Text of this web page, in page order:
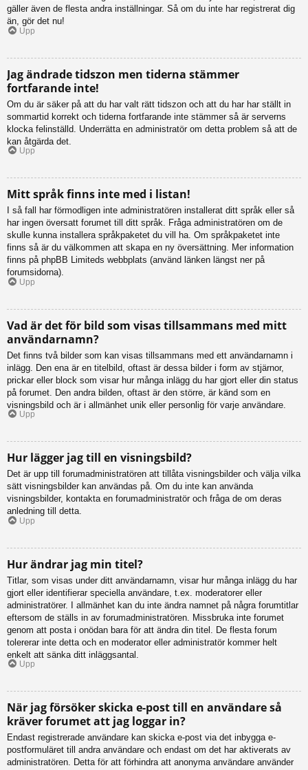
gäller även de flesta andra inställningar. Så om du inte har registrerat dig
än, gör det nu!
Upp
Jag ändrade tidszon men tiderna stämmer
fortfarande inte!
Om du är säker på att du har valt rätt tidszon och att du har har ställt in
sommartid korrekt och tiderna fortfarande inte stämmer så är serverns
klocka felinställd. Underrätta en administratör om detta problem så att de
kan åtgärda det.
Upp
Mitt språk finns inte med i listan!
I så fall har förmodligen inte administratören installerat ditt språk eller så
har ingen översatt forumet till ditt språk. Fråga administratören om de
skulle kunna installera språkpaketet du vill ha. Om språkpaketet inte
finns så är du välkommen att skapa en ny översättning. Mer information
finns på phpBB Limiteds webbplats (använd länken längst ner på
forumsidorna).
Upp
Vad är det för bild som visas tillsammans med mitt
användarnamn?
Det finns två bilder som kan visas tillsammans med ett användarnamn i
inlägg. Den ena är en titelbild, oftast är dessa bilder i form av stjärnor,
prickar eller block som visar hur många inlägg du har gjort eller din status
på forumet. Den andra bilden, oftast är den större, är känd som en
visningsbild och är i allmänhet unik eller personlig för varje användare.
Upp
Hur lägger jag till en visningsbild?
Det är upp till forumadministratören att tillåta visningsbilder och välja vilka
sätt visningsbilder kan användas på. Om du inte kan använda
visningsbilder, kontakta en forumadministratör och fråga de om deras
anledning till detta.
Upp
Hur ändrar jag min titel?
Titlar, som visas under ditt användarnamn, visar hur många inlägg du har
gjort eller identifierar speciella användare, t.ex. moderatorer eller
administratörer. I allmänhet kan du inte ändra namnet på några forumtitlar
eftersom de ställs in av forumadministratören. Missbruka inte forumet
genom att posta i onödan bara för att ändra din titel. De flesta forum
tolererar inte detta och en moderator eller administratör kommer helt
enkelt att sänka ditt inläggsantal.
Upp
När jag försöker skicka e-post till en användare så
kräver forumet att jag loggar in?
Endast registrerade användare kan skicka e-post via det inbygga e-
postformuläret till andra användare och endast om det har aktiverats av
administratören. Detta för att förhindra att anonyma användare använder